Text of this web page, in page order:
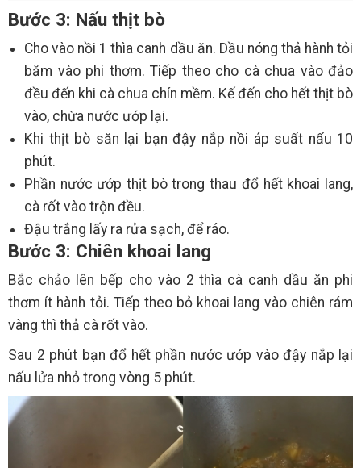
Bước 3: Nấu thịt bò
Cho vào nồi 1 thìa canh dầu ăn. Dầu nóng thả hành tỏi
băm vào phi thơm. Tiếp theo cho cà chua vào đảo
đều đến khi cà chua chín mềm. Kế đến cho hết thịt bò
vào, chừa nước ướp lại.
Khi thịt bò săn lại bạn đậy nắp nồi áp suất nấu 10
phút.
Phần nước ướp thịt bò trong thau đổ hết khoai lang,
cà rốt vào trộn đều.
Đậu trắng lấy ra rửa sạch, để ráo.
Bước 3: Chiên khoai lang
Bắc chảo lên bếp cho vào 2 thìa cà canh dầu ăn phi
thơm ít hành tỏi. Tiếp theo bỏ khoai lang vào chiên rám
vàng thì thả cà rốt vào.
Sau 2 phút bạn đổ hết phần nước ướp vào đậy nắp lại
nấu lửa nhỏ trong vòng 5 phút.